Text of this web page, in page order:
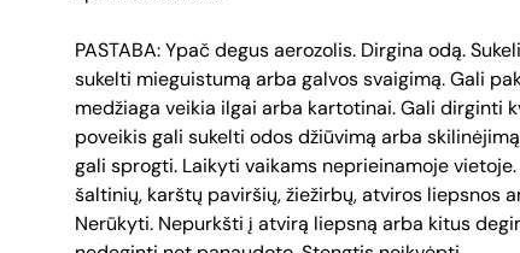
PASTABA: Ypač degus aerozolis. Dirgina odą.
sukelti mieguistumą arba galvos svaigimą. Gali
medžiaga veikia ilgai arba kartotinai. Gali dirginti
poveikis gali sukelti odos džiūvimą arba
gali sprogti. Laikyti vaikams neprieinamoje
šaltinių, karštų paviršių, žiežirbų, atviros liepsnos
Nerūkyti. Nepurkšti į atvirą liepsną arba kitus